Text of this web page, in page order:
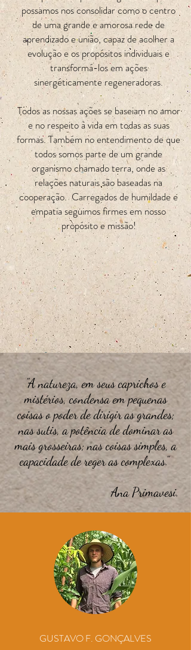
possamos nos consolidar como o centro
de uma grande e amorosa rede de
aprendizado e união, capaz de acolher a
evolução e os propósitos individuais e
transformá-los em ações
sinergéticamente regeneradoras.
Todos as nossas ações se baseiam no amor
e no respeito à vida em todas as suas
formas. Também no entendimento de que
todos somos parte de um grande
organismo chamado terra, onde as
relações naturais são baseadas na
cooperação. Carregados de humildade e
empatia seguimos firmes em nosso
propósito e missão!
"A natureza, em seus caprichos e
mistérios, condensa em pequenas
coisas o poder de dirigir as grandes;
nas sutis, a potência de dominar as
mais grosseiras; nas coisas simples, a
capacidade de reger as complexas."
Ana Primavesi.
GUSTAVO F. GONÇALVES